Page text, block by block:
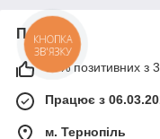
Про нас
98% позитивних з
Працює з
м. Тернопіль